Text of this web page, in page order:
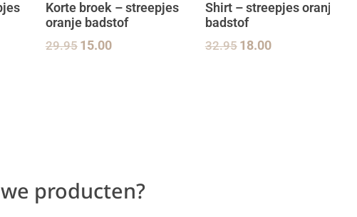
Korte broek – streepjes
oranje badstof
29.95 15.00
Shirt – streepjes oranje
badstof
32.95 18.00
producten?